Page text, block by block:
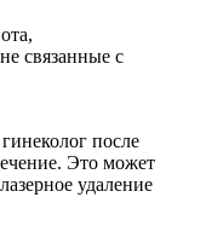
связанные с
после
Это может
удаление